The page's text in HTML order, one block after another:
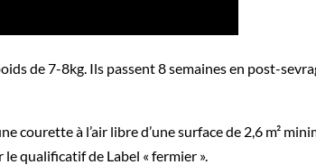
de 7-8kg. Ils passent 8 semaines en post-
courette à l’air libre d’une surface de 2,6 m²
qualificatif de Label « fermier ».